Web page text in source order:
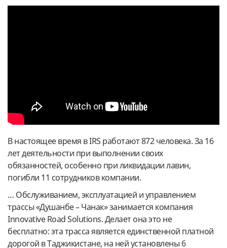
В настоящее время в IRS работают 872 человека. За 16
лет деятельности при выполнении своих
обязанностей, особенно при ликвидации лавин,
погибли 11 сотрудников компании.
… Обслуживанием, эксплуатацией и управлением
трассы «Душанбе – Чанак» занимается компания
Innovative Road Solutions. Делает она это не
бесплатно: эта трасса является единственной платной
дорогой в Таджикистане, на ней установлены 6